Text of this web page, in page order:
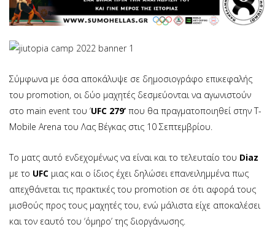
Σύμφωνα με όσα αποκάλυψε σε δημοσιογράφο επικεφαλής
του promotion, οι δύο μαχητές δεσμεύονται να αγωνιστούν
στο main event του ‘UFC 279’ που θα πραγματοποιηθεί στην T-
Mobile Arena του Λας Βέγκας στις 10 Σεπτεμβρίου.
Το ματς αυτό ενδεχομένως να είναι και το τελευταίο του Diaz
με το UFC μιας και ο ίδιος έχει δηλώσει επανειλημμένα πως
απεχθάνεται τις πρακτικές του promotion σε ότι αφορά τους
μισθούς προς τους μαχητές του, ενώ μάλιστα είχε αποκαλέσει
και τον εαυτό του ‘όμηρο’ της διοργάνωσης.